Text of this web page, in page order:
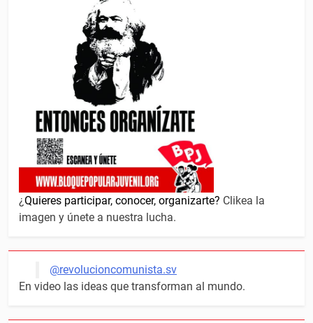
¿Quieres participar, conocer, organizarte? Clikea la
imagen y únete a nuestra lucha.
@revolucioncomunista.sv
En video las ideas que transforman al mundo.